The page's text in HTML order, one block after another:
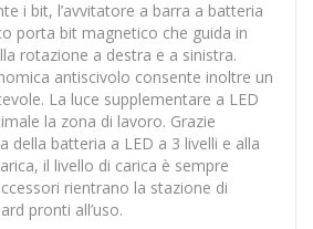
i bit, l’avvitatore a barra a batteria
porta bit magnetico che guida in
rotazione a destra e a sinistra.
antiscivolo consente inoltre un
La luce supplementare a LED
la zona di lavoro. Grazie
della batteria a LED a 3 livelli e alla
il livello di carica è sempre
rientrano la stazione di
pronti all’uso.